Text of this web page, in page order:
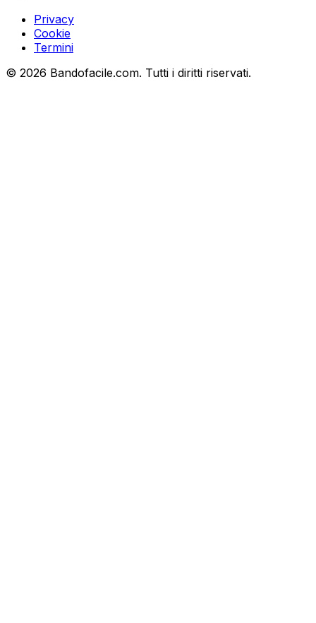
Privacy
Cookie
Termini
© 2026 Bandofacile.com. Tutti i diritti riservati.